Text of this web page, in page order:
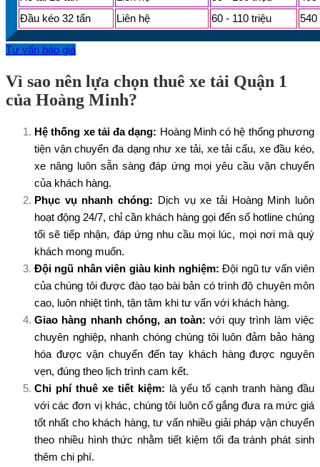
Đầu kéo 32 tấn
Liên hệ 60 - 110 triệu 540
Tư vấn báo giá
Vì sao nên lựa chọn thuê xe tải Quận 1
của Hoàng Minh?
Hệ thống xe tải đa dạng: Hoàng Minh có hệ thống phương
tiện vận chuyển đa dạng như xe tải, xe tải cẩu, xe đầu kéo,
xe nâng luôn sẵn sàng đáp ứng mọi yêu cầu vận chuyển
của khách hàng.
Phục vụ nhanh chóng: Dịch vụ xe tải Hoàng Minh luôn
hoạt động 24/7, chỉ cần khách hàng gọi đến số hotline chúng
tối sẽ tiếp nhận, đáp ứng nhu cầu mọi lúc, mọi nơi mà quý
khách mong muốn.
Đội ngũ nhân viên giàu kinh nghiệm: Đội ngũ tư vấn viên
của chúng tôi được đào tạo bài bản có trình độ chuyên môn
cao, luôn nhiệt tình, tận tâm khi tư vấn với khách hàng.
Giao hàng nhanh chóng, an toàn: với quy trình làm việc
chuyên nghiệp, nhanh chóng chúng tôi luôn đảm bảo hàng
hóa được vận chuyển đến tay khách hàng được nguyên
vẹn, đúng theo lịch trình cam kết.
Chi phí thuê xe tiết kiệm: là yếu tố cạnh tranh hàng đầu
với các đơn vị khác, chúng tôi luôn cố gắng đưa ra mức giá
tốt nhất cho khách hàng, tư vấn nhiều giải pháp vận chuyển
theo nhiều hình thức nhằm tiết kiệm tối đa tránh phát sinh
thêm chi phí.